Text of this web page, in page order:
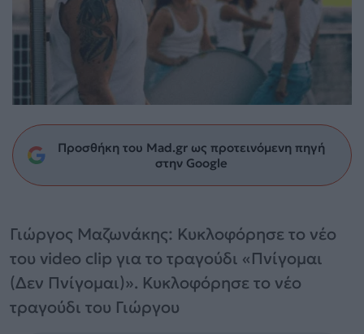
Προσθήκη του Mad.gr ως προτεινόμενη πηγή
στην Google
Γιώργος Μαζωνάκης: Κυκλοφόρησε το νέο
του video clip για το τραγούδι «Πνίγομαι
(Δεν Πνίγομαι)». Κυκλοφόρησε το νέο
τραγούδι του Γιώργου